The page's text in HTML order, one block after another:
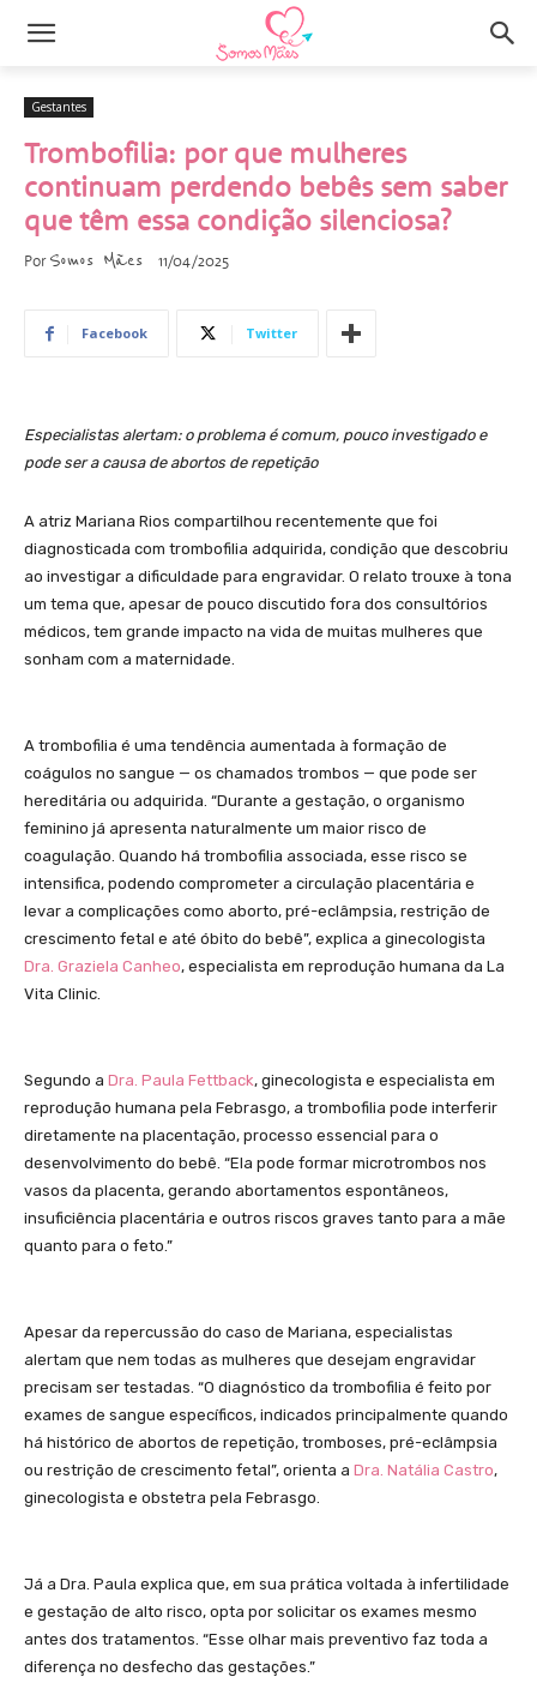
Gestantes
Trombofilia: por que mulheres
continuam perdendo bebês sem saber
que têm essa condição silenciosa?
Por Somos Mães 11/04/2025
Facebook Twitter
Especialistas alertam: o problema é comum, pouco investigado e
pode ser a causa de abortos de repetição
A atriz Mariana Rios compartilhou recentemente que foi
diagnosticada com trombofilia adquirida, condição que descobriu
ao investigar a dificuldade para engravidar. O relato trouxe à tona
um tema que, apesar de pouco discutido fora dos consultórios
médicos, tem grande impacto na vida de muitas mulheres que
sonham com a maternidade.
A trombofilia é uma tendência aumentada à formação de
coágulos no sangue — os chamados trombos — que pode ser
hereditária ou adquirida. “Durante a gestação, o organismo
feminino já apresenta naturalmente um maior risco de
coagulação. Quando há trombofilia associada, esse risco se
intensifica, podendo comprometer a circulação placentária e
levar a complicações como aborto, pré-eclâmpsia, restrição de
crescimento fetal e até óbito do bebê”, explica a ginecologista
Dra. Graziela Canheo, especialista em reprodução humana da La
Vita Clinic.
Segundo a Dra. Paula Fettback, ginecologista e especialista em
reprodução humana pela Febrasgo, a trombofilia pode interferir
diretamente na placentação, processo essencial para o
desenvolvimento do bebê. “Ela pode formar microtrombos nos
vasos da placenta, gerando abortamentos espontâneos,
insuficiência placentária e outros riscos graves tanto para a mãe
quanto para o feto.”
Apesar da repercussão do caso de Mariana, especialistas
alertam que nem todas as mulheres que desejam engravidar
precisam ser testadas. “O diagnóstico da trombofilia é feito por
exames de sangue específicos, indicados principalmente quando
há histórico de abortos de repetição, tromboses, pré-eclâmpsia
ou restrição de crescimento fetal”, orienta a Dra. Natália Castro,
ginecologista e obstetra pela Febrasgo.
Já a Dra. Paula explica que, em sua prática voltada à infertilidade
e gestação de alto risco, opta por solicitar os exames mesmo
antes dos tratamentos. “Esse olhar mais preventivo faz toda a
diferença no desfecho das gestações.”